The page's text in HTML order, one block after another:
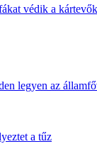
védik a
legyen az
a tűz